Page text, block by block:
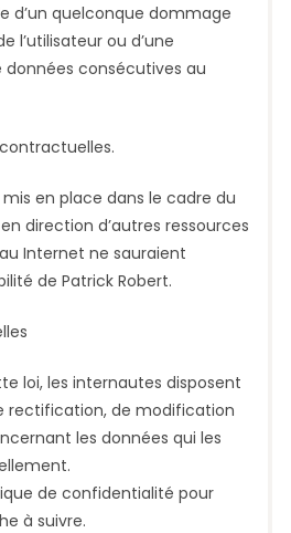
d’un quelconque dommage
l’utilisateur ou d’une
consécutives au
en place dans le cadre du
direction d’autres ressources
Internet ne sauraient
de Patrick Robert.
loi, les internautes disposent
rectification, de modification
les données qui les
de confidentialité pour
à suivre.